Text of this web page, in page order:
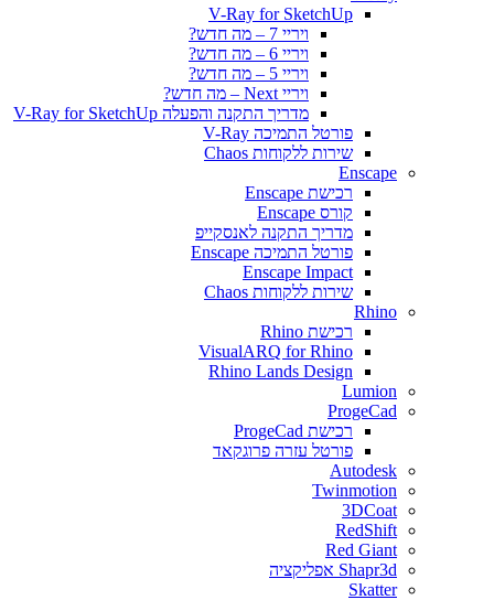
V-Ray for SketchUp
ויריי 7 – מה חדש?
ויריי 6 – מה חדש?
ויריי 5 – מה חדש?
ויריי Next – מה חדש?
מדריך התקנה והפעלה V-Ray for SketchUp
פורטל התמיכה V-Ray
שירות ללקוחות Chaos
Enscape
רכישת Enscape
קורס Enscape
מדריך התקנה לאנסקייפ
פורטל התמיכה Enscape
Enscape Impact
שירות ללקוחות Chaos
Rhino
רכישת Rhino
VisualARQ for Rhino
Rhino Lands Design
Lumion
ProgeCad
רכישת ProgeCad
פורטל עזרה פרוגקאד
Autodesk
Twinmotion
3DCoat
RedShift
Red Giant
Shapr3d אפליקציה
Skatter